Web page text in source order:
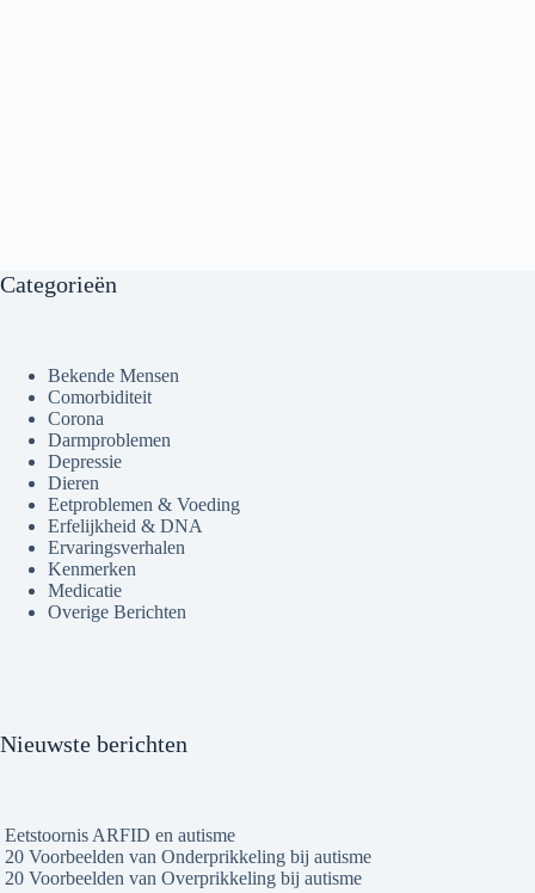
Categorieën
Bekende Mensen
Comorbiditeit
Corona
Darmproblemen
Depressie
Dieren
Eetproblemen & Voeding
Erfelijkheid & DNA
Ervaringsverhalen
Kenmerken
Medicatie
Overige Berichten
Nieuwste berichten
Eetstoornis ARFID en autisme
20 Voorbeelden van Onderprikkeling bij autisme
20 Voorbeelden van Overprikkeling bij autisme